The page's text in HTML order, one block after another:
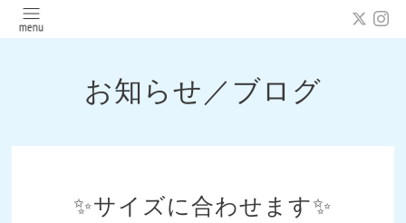
お知らせ／ブログ
✨サイズに合わせます✨